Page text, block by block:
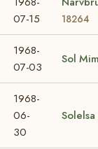
07-15
18264
1968-
07-03
Sol
1968-
06-
30
Solelsa